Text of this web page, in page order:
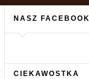
NASZ FACEBOOK
CIEKAWOSTKA